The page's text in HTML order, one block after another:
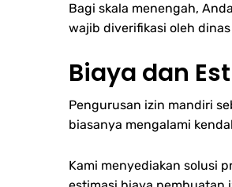
Bagi skala menengah,
wajib diverifikasi oleh
Biaya dan
Pengurusan izin mandiri
biasanya mengalami
Kami menyediakan solusi